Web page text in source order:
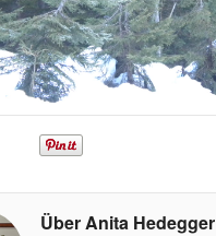
Über Anita Hedegger